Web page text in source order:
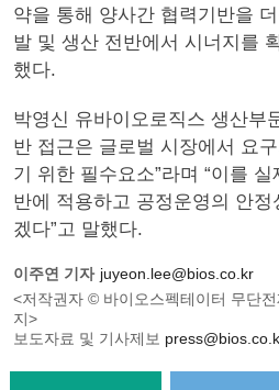
약을 통해 양사간 협력기반을
발 및 생산 전반에서 시너지를
했다.
박영신 유바이오로직스 생산부
반 접근은 글로벌 시장에서 요
기 위한 필수요소”라며 “이를
반에 적용하고 공정운영의 안
겠다”고 말했다.
이주연 기자 juyeon.lee@bios.co.kr
<저작권자 © 바이오스펙테이터 무단
지>
보도자료 및 기사제보